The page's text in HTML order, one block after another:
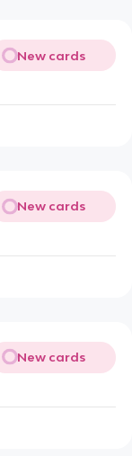
New cards
New cards
New cards